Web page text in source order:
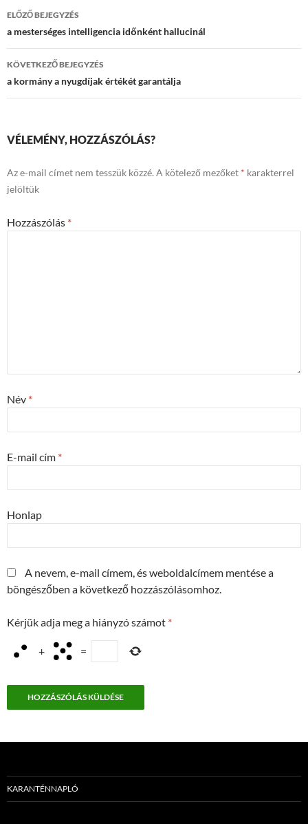
Bejegyzések
navigációja
ELŐZŐ BEJEGYZÉS
a mesterséges intelligencia időnként hallucinál
KÖVETKEZŐ BEJEGYZÉS
a kormány a nyugdíjak értékét garantálja
VÉLEMÉNY, HOZZÁSZÓLÁS?
Az e-mail címet nem tesszük közzé. A kötelező mezőket * karakterrel
jelöltük
Hozzászólás *
Név *
E-mail cím *
Honlap
A nevem, e-mail címem, és weboldalcímem mentése a
böngészőben a következő hozzászólásomhoz.
Kérjük adja meg a hiányzó számot *
+ =
KARANTÉNNAPLÓ